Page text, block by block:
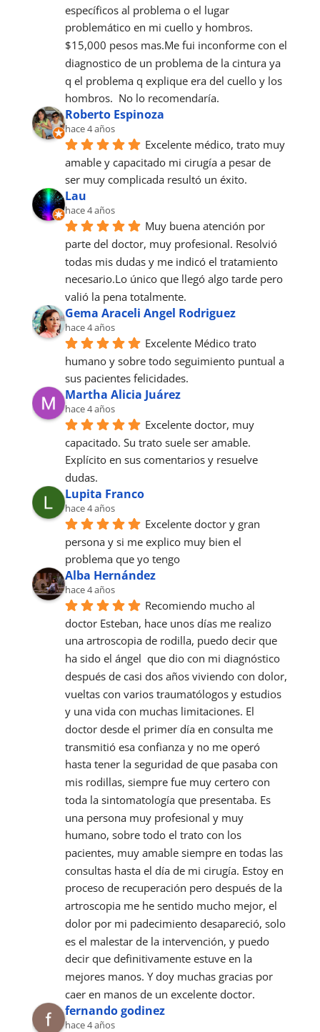
específicos al problema o el lugar
problemático en mi cuello y hombros.
$15,000 pesos mas.Me fui inconforme con el
diagnostico de un problema de la cintura ya
q el problema q explique era del cuello y los
hombros.  No lo recomendaría.
Roberto Espinoza
hace 4 años
Excelente médico, trato muy
amable y capacitado mi cirugía a pesar de
ser muy complicada resultó un éxito.
Lau
hace 4 años
Muy buena atención por
parte del doctor, muy profesional. Resolvió
todas mis dudas y me indicó el tratamiento
necesario.Lo único que llegó algo tarde pero
valió la pena totalmente.
Gema Araceli Angel Rodriguez
hace 4 años
Excelente Médico trato
humano y sobre todo seguimiento puntual a
sus pacientes felicidades.
Martha Alicia Juárez
hace 4 años
Excelente doctor, muy
capacitado. Su trato suele ser amable.
Explícito en sus comentarios y resuelve
dudas.
Lupita Franco
hace 4 años
Excelente doctor y gran
persona y si me explico muy bien el
problema que yo tengo
Alba Hernández
hace 4 años
Recomiendo mucho al
doctor Esteban, hace unos días me realizo
una artroscopia de rodilla, puedo decir que
ha sido el ángel  que dio con mi diagnóstico
después de casi dos años viviendo con dolor,
vueltas con varios traumatólogos y estudios
y una vida con muchas limitaciones. El
doctor desde el primer día en consulta me
transmitió esa confianza y no me operó
hasta tener la seguridad de que pasaba con
mis rodillas, siempre fue muy certero con
toda la sintomatología que presentaba. Es
una persona muy profesional y muy
humano, sobre todo el trato con los
pacientes, muy amable siempre en todas las
consultas hasta el día de mi cirugía. Estoy en
proceso de recuperación pero después de la
artroscopia me he sentido mucho mejor, el
dolor por mi padecimiento desapareció, solo
es el malestar de la intervención, y puedo
decir que definitivamente estuve en la
mejores manos. Y doy muchas gracias por
caer en manos de un excelente doctor.
fernando godinez
hace 4 años